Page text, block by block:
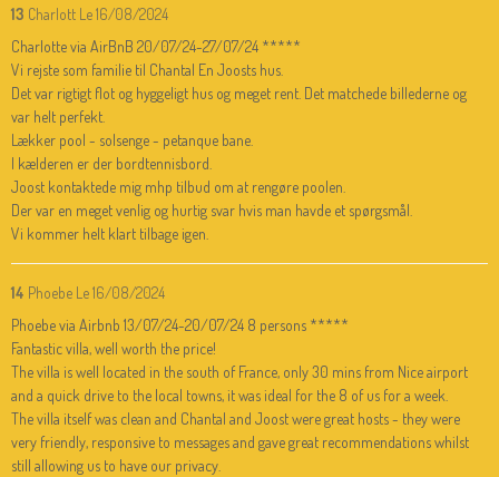
13 Charlott Le 16/08/2024
Charlotte via AirBnB 20/07/24-27/07/24 *****
Vi rejste som familie til Chantal En Joosts hus.
Det var rigtigt flot og hyggeligt hus og meget rent. Det matchede billederne og
var helt perfekt.
Lækker pool - solsenge - petanque bane.
I kælderen er der bordtennisbord.
Joost kontaktede mig mhp tilbud om at rengøre poolen.
Der var en meget venlig og hurtig svar hvis man havde et spørgsmål.
Vi kommer helt klart tilbage igen.
14 Phoebe Le 16/08/2024
Phoebe via Airbnb 13/07/24-20/07/24 8 persons *****
Fantastic villa, well worth the price!
The villa is well located in the south of France, only 30 mins from Nice airport
and a quick drive to the local towns, it was ideal for the 8 of us for a week.
The villa itself was clean and Chantal and Joost were great hosts - they were
very friendly, responsive to messages and gave great recommendations whilst
still allowing us to have our privacy.